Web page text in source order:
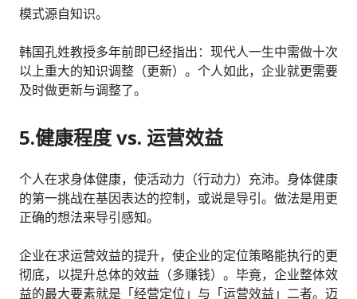
模式源自知识。
韩国孔姓教授多年前即已经指出：现代人一生中需做十次
以上重大的知识调整（更新）。个人如此，企业就更需要
及时做更新与调整了。
5.健康程度 vs. 运营效益
个人在求身体健康，使活动力（行动力）充沛。身体健康
的第一挑战在基因表达的控制，或说是导引。做法是用更
正确的想法来导引感知。
企业在求运营效益的提升，使企业的定位策略能执行的更
彻底，以提升总体的效益（多赚钱）。毕竟，企业整体效
益的最大要素就是「经营定位」与「运营效益」二者。迈